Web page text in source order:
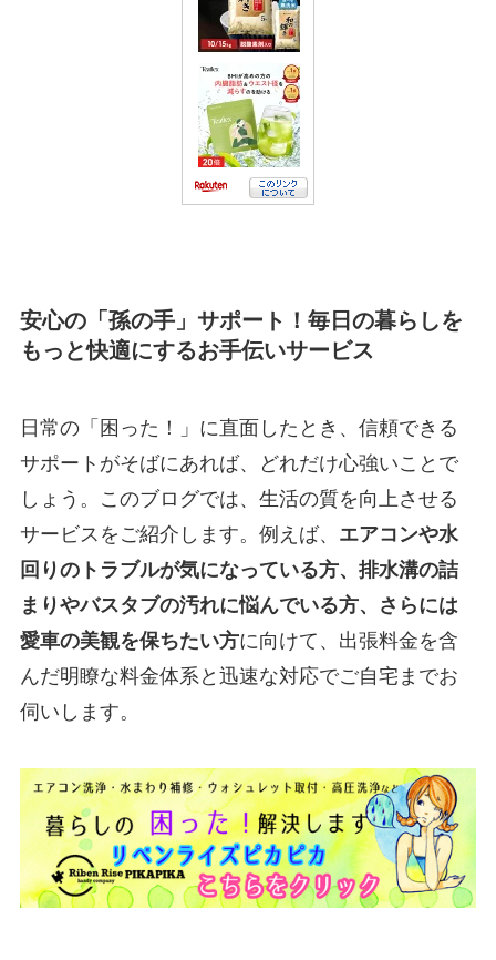
安心の「孫の手」サポート！毎日の暮らしを
もっと快適にするお手伝いサービス
日常の「困った！」に直面したとき、信頼できる
サポートがそばにあれば、どれだけ心強いことで
しょう。このブログでは、生活の質を向上させる
サービスをご紹介します。例えば、 エアコンや水
回りのトラブルが気になっている方、排水溝の詰
まりやバスタブの汚れに悩んでいる方、さらには
愛車の美観を保ちたい方に向けて、出張料金を含
んだ明瞭な料金体系と迅速な対応でご自宅までお
伺いします。